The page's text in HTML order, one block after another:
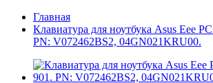
Главная
Клавиатура для ноутбука Asus Eee
PN: V072462BS2, 04GN021KRU00.